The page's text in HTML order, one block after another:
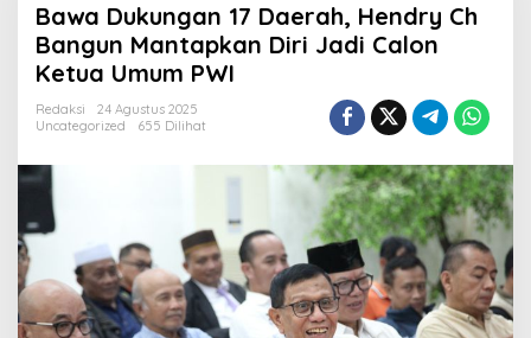
w
a
D
g
1
7
D
a
Bawa Dukungan 17 Daerah, Hendry Ch
Bangun Mantapkan Diri Jadi Calon
Ketua Umum PWI
Redaksi
24 Agustus 2025
Uncategorized
655 Dilihat